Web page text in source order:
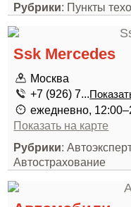
Рубрики: Пункты
Ssk Mercedes
Москва
+7 (926) 7...
ежедневно,
Показать на карте
Рубрики:
Автострахование